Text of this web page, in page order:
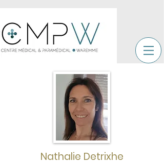
Nathalie Detrixhe